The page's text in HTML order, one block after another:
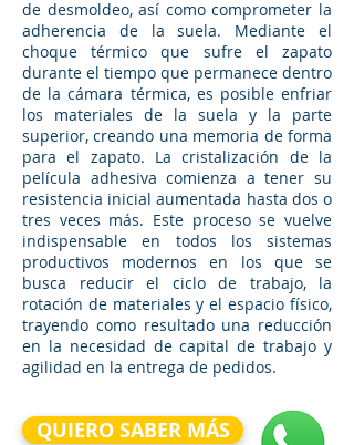
de desmoldeo, así como comprometer la
adherencia de la suela. Mediante el
choque térmico que sufre el zapato
durante el tiempo que permanece dentro
de la cámara térmica, es posible enfriar
los materiales de la suela y la parte
superior, creando una memoria de forma
para el zapato. La cristalización de la
película adhesiva comienza a tener su
resistencia inicial aumentada hasta dos o
tres veces más. Este proceso se vuelve
indispensable en todos los sistemas
productivos modernos en los que se
busca reducir el ciclo de trabajo, la
rotación de materiales y el espacio físico,
trayendo como resultado una reducción
en la necesidad de capital de trabajo y
agilidad en la entrega de pedidos.
QUIERO SABER MÁS